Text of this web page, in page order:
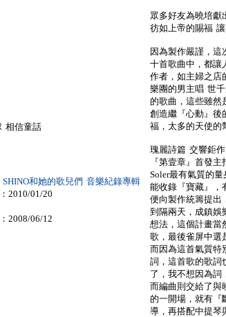
眾多好友為曉培獻
彷如上帝的賜福
因為製作嚴謹，這
十首歌曲中，都讓
作者，如主婦之店
樂團的男主唱 世
的歌曲，這些雖然
創造繼『心動』後
福，太多的天使的
瑰麗詩篇 交響鉅作
『第壹章』首發主
Soler最有氣質的
能收錄『寶藏』，
便向製作統籌提出
到隔兩天，成鎮娛
想法，這個計畫當
歌，最後雀屏中選
而因為這首氣質特
詞，這首歌的歌詞
了，我不想因為詞
而編曲則交給了與
的一開場，就有『
導，再搭配中提琴
相信童話
和她的歌兒們 音樂紀錄專輯
2010/01/20
2008/06/12